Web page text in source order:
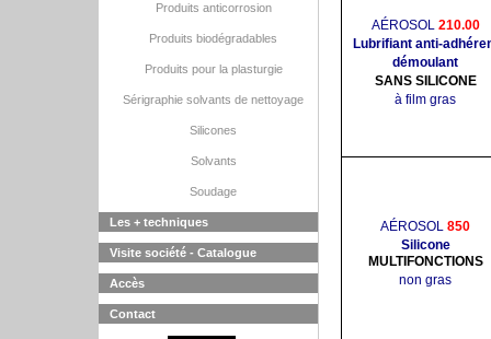
Produits anticorrosion
Produits biodégradables
Produits pour la plasturgie
Sérigraphie solvants de nettoyage
Silicones
Solvants
Soudage
Les + techniques
Visite société - Catalogue
Accès
Contact
AÉROSOL 210.00
Lubrifiant anti-
démoulant
SANS SILICONE
à film gras
AÉROSOL 850
Silicone
MULTIFONCTIONS
non gras